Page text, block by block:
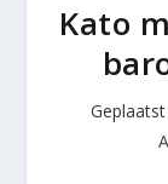
Kato